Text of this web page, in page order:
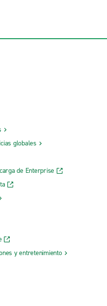
globales
de Enterprise
y entretenimiento